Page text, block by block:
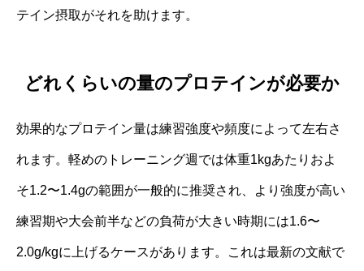
テイン摂取がそれを助けます。
どれくらいの量のプロテインが必要か
効果的なプロテイン量は練習強度や頻度によって左右さ
れます。軽めのトレーニング週では体重1kgあたりおよ
そ1.2〜1.4gの範囲が一般的に推奨され、より強度が高い
練習期や大会前半などの負荷が大きい時期には1.6〜
2.0g/kgに上げるケースがあります。これは最新の文献で